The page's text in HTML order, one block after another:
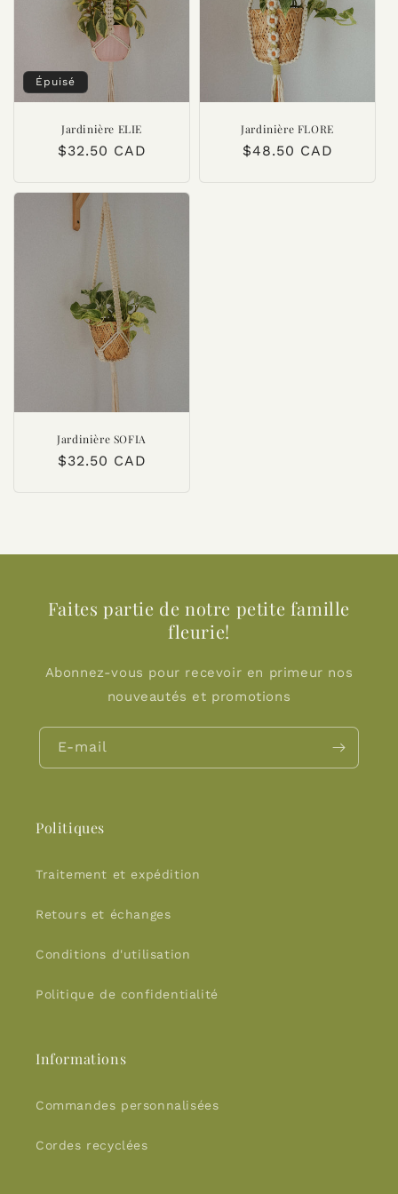
n Épuisé
Jardinière ELIE
Prix
$32.50 CAD
Jardinière FLORE
Prix
$48.50 CAD
Jardinière SOFIA
Prix
$32.50 CAD
Faites partie de notre petite famille
fleurie!
Abonnez-vous pour recevoir en primeur nos
nouveautés et promotions
E-mail
Politiques
Traitement et expédition
Retours et échanges
Conditions d'utilisation
Politique de confidentialité
Informations
Commandes personnalisées
Cordes recyclées